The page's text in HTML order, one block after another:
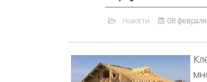
Новости 08